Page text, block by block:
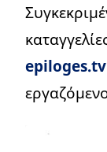
epiloges.tv